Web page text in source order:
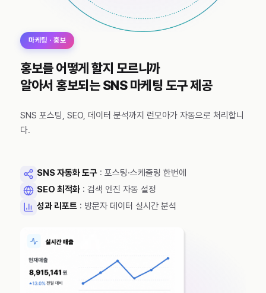
마케팅 · 홍보
홍보를 어떻게 할지 모르니까
알아서 홍보되는 SNS 마케팅 도구 제공
SNS 포스팅, SEO, 데이터 분석까지 런모아가 자동으로 처리합니
다.
SNS 자동화 도구 : 포스팅·스케줄링 한번에
SEO 최적화 : 검색 엔진 자동 설정
성과 리포트 : 방문자 데이터 실시간 분석